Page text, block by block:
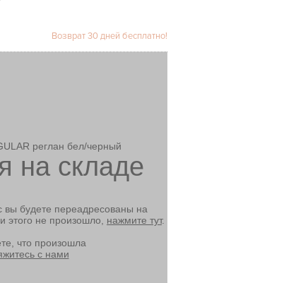
Возврат 30 дней бесплатно!
реглан бел/черный
на складе
вы будете переадресованы на
этого не произошло, нажмите тут.
что произошла
с нами